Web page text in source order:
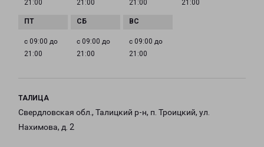
21:00 21:00 21:00 21:00
с 09:00 до
21:00
с 09:00 до
21:00
с 09:00 до
21:00
ТАЛИЦА
Свердловская обл., Талицкий р-н, п. Троицкий, ул.
Нахимова, д. 2